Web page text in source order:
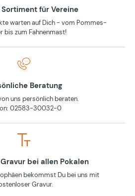
für Vereine
warten auf Dich - vom Pommes-
bis zum Fahnenmast!
Beratung
uns persönlich beraten.
02583-30032-0
bei allen Pokalen
bekommst Du bei uns mit
Gravur.